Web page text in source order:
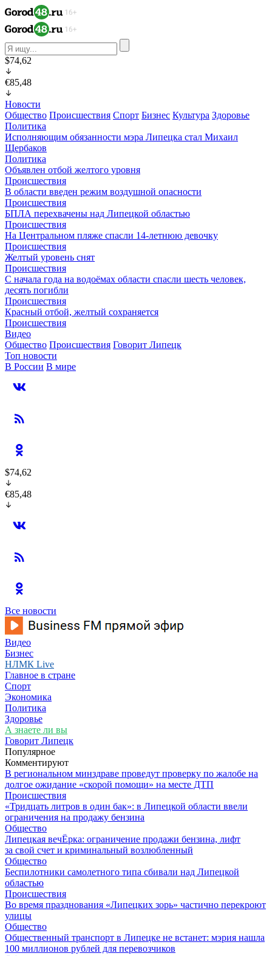
$74,62
€85,48
Новости
Общество Происшествия Спорт Бизнес Культура Здоровье
Политика
Исполняющим обязанности мэра Липецка стал Михаил
Щербаков
Политика
Объявлен отбой желтого уровня
Происшествия
В области введен режим воздушной опасности
Происшествия
БПЛА перехвачены над Липецкой областью
Происшествия
На Центральном пляже спасли 14-летнюю девочку
Происшествия
Желтый уровень снят
Происшествия
С начала года на водоёмах области спасли шесть человек,
десять погибли
Происшествия
Красный отбой, желтый сохраняется
Происшествия
Видео
Общество Происшествия Говорит Липецк
Топ новости
В России В мире
$74,62
€85,48
Все новости
Видео
Бизнес
НЛМК Live
Главное в стране
Спорт
Экономика
Политика
Здоровье
А знаете ли вы
Говорит Липецк
Популярное
Комментируют
В региональном минздраве проведут проверку по жалобе на
долгое ожидание «скорой помощи» на месте ДТП
Происшествия
«Тридцать литров в один бак»: в Липецкой области ввели
ограничения на продажу бензина
Общество
Липецкая вечЁрка: ограничение продажи бензина, лифт
за свой счет и криминальный возлюбленный
Общество
Беспилотники самолетного типа сбивали над Липецкой
областью
Происшествия
Во время празднования «Липецких зорь» частично перекроют
улицы
Общество
Общественный транспорт в Липецке не встанет: мэрия нашла
100 миллионов рублей для перевозчиков